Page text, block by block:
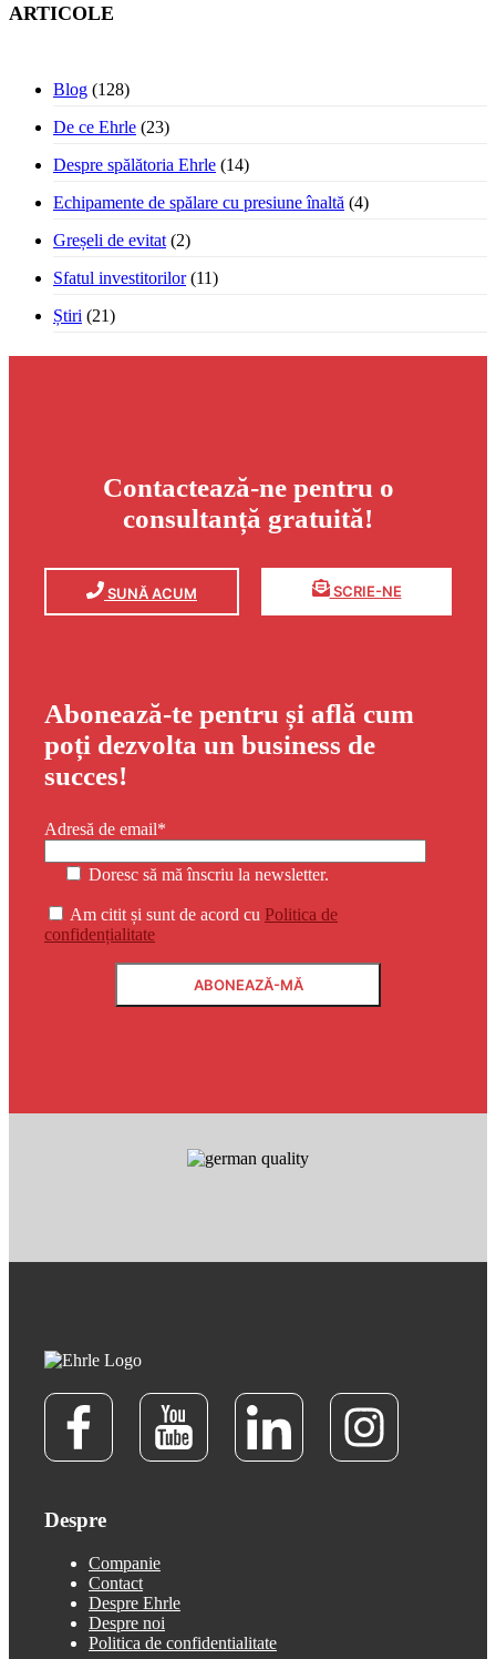
ARTICOLE
Blog (128)
De ce Ehrle (23)
Despre spălătoria Ehrle (14)
Echipamente de spălare cu presiune înaltă (4)
Greșeli de evitat (2)
Sfatul investitorilor(11)
Știri (21)
Contactează-ne pentru o
consultanță gratuită!
SUNĂ ACUM SCRIE-NE
Abonează-te pentru și află cum
poți dezvolta un business de
succes!
Adresă de email*
Doresc să mă înscriu la newsletter.
Am citit și sunt de acord cu Politica de
confidențialitate
Despre
Companie
Contact
Despre Ehrle
Despre noi
Politica de confidentialitate